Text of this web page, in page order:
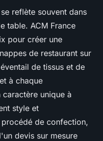
reflète souvent dans
table. ACM France
pour créer une
de restaurant sur
de tissus et de
à chaque
unique à
style et
de confection,
devis sur mesure